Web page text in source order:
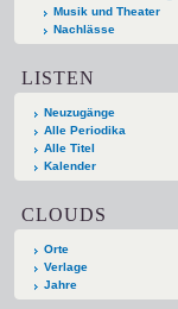
Musik und Theater
Nachlässe
LISTEN
Neuzugänge
Alle Periodika
Alle Titel
Kalender
CLOUDS
Orte
Verlage
Jahre